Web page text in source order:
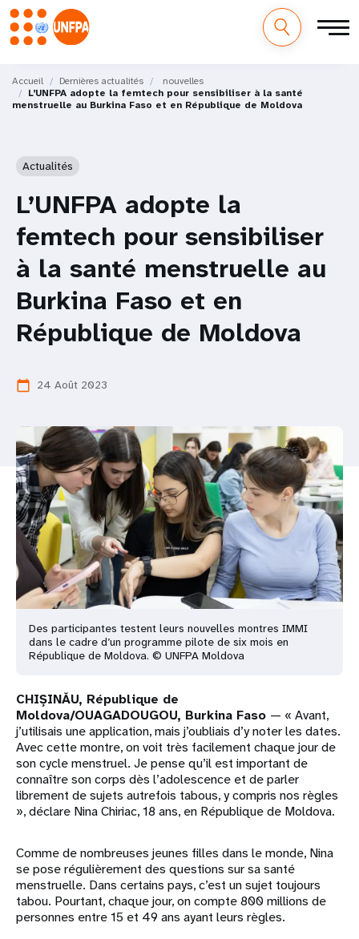
au
contenu
principal
M
a
Accueil Dernières actualités
nouvelles
L’UNFPA adopte la femtech pour sensibiliser à la santé
menstruelle au Burkina Faso et en République de Moldova
Actualités
L’UNFPA adopte la
femtech pour sensibiliser
à la santé menstruelle au
Burkina Faso et en
République de Moldova
calendar_today 24 Août 2023
Des participantes testent leurs nouvelles montres IMMI
dans le cadre d’un programme pilote de six mois en
République de Moldova. © UNFPA Moldova
CHIȘINĂU, République de
Moldova/OUAGADOUGOU, Burkina Faso — « Avant,
j’utilisais une application, mais j’oubliais d’y noter les dates.
Avec cette montre, on voit très facilement chaque jour de
son cycle menstruel. Je pense qu’il est important de
connaître son corps dès l’adolescence et de parler
librement de sujets autrefois tabous, y compris nos règles
», déclare Nina Chiriac, 18 ans, en République de Moldova.
Comme de nombreuses jeunes filles dans le monde, Nina
se pose régulièrement des questions sur sa santé
menstruelle. Dans certains pays, c’est un sujet toujours
tabou. Pourtant, chaque jour, on compte 800 millions de
personnes entre 15 et 49 ans ayant leurs règles.